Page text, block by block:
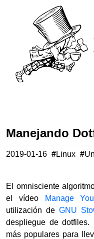
Manejando
2019-01-16 #Linux #
El omnisciente
el vídeo
Manage
utilización de GNU
despliegue de
más populares para